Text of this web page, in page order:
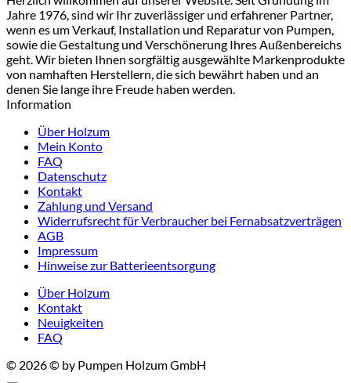
Jahre 1976, sind wir Ihr zuverlässiger und erfahrener Partner,
wenn es um Verkauf, Installation und Reparatur von Pumpen,
sowie die Gestaltung und Verschönerung Ihres Außenbereichs
geht. Wir bieten Ihnen sorgfältig ausgewählte Markenprodukte
von namhaften Herstellern, die sich bewährt haben und an
denen Sie lange ihre Freude haben werden.
Information
Über Holzum
Mein Konto
FAQ
Datenschutz
Kontakt
Zahlung und Versand
Widerrufsrecht für Verbraucher bei Fernabsatzverträgen
AGB
Impressum
Hinweise zur Batterieentsorgung
Über Holzum
Kontakt
Neuigkeiten
FAQ
© 2026 © by Pumpen Holzum GmbH